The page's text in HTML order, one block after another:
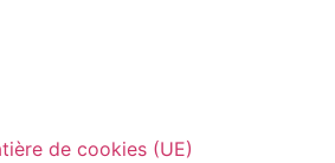
de cookies (UE)